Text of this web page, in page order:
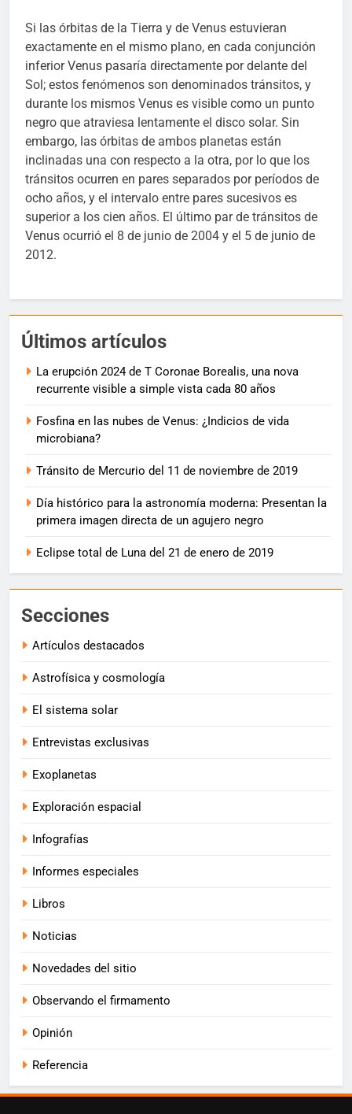
Si las órbitas de la Tierra y de Venus estuvieran
exactamente en el mismo plano, en cada conjunción
inferior Venus pasaría directamente por delante del
Sol; estos fenómenos son denominados tránsitos, y
durante los mismos Venus es visible como un punto
negro que atraviesa lentamente el disco solar. Sin
embargo, las órbitas de ambos planetas están
inclinadas una con respecto a la otra, por lo que los
tránsitos ocurren en pares separados por períodos de
ocho años, y el intervalo entre pares sucesivos es
superior a los cien años. El último par de tránsitos de
Venus ocurrió el 8 de junio de 2004 y el 5 de junio de
2012.
Últimos artículos
La erupción 2024 de T Coronae Borealis, una nova
recurrente visible a simple vista cada 80 años
Fosfina en las nubes de Venus: ¿Indicios de vida
microbiana?
Tránsito de Mercurio del 11 de noviembre de 2019
Día histórico para la astronomía moderna: Presentan la
primera imagen directa de un agujero negro
Eclipse total de Luna del 21 de enero de 2019
Secciones
Artículos destacados
Astrofísica y cosmología
El sistema solar
Entrevistas exclusivas
Exoplanetas
Exploración espacial
Infografías
Informes especiales
Libros
Noticias
Novedades del sitio
Observando el firmamento
Opinión
Referencia